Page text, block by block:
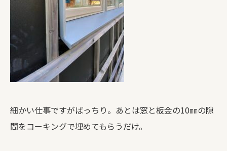
細かい仕事ですがばっちり。あとは窓と板金の10㎜の隙
間をコーキングで埋めてもらうだけ。